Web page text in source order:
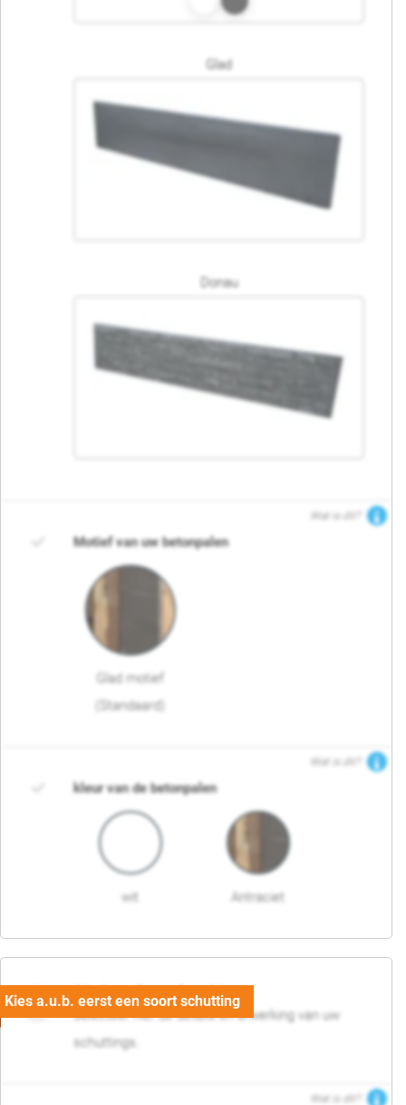
Glad
Donau
Wat is dit?
Motief van uw betonpalen
Glad motief
(Standaard)
Wat is dit?
kleur van de betonpalen
wit Antraciet
03. Detail en afwerking
Selecteer hier de details en afwerking van uw
schuttings.
Wat is dit?